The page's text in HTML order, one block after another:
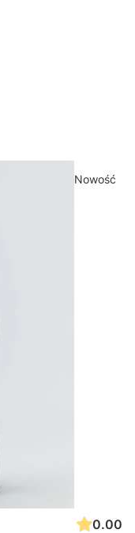
Nowość
0.00